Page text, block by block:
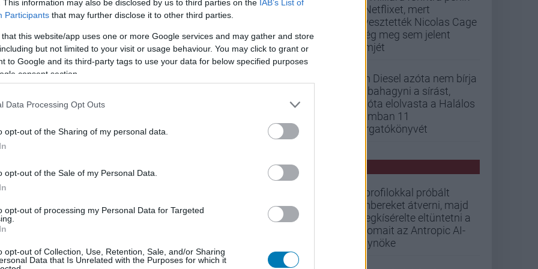
This information may also be disclosed by us to third parties on the IAB’s List of
Participants that may further disclose it to other third parties.
that this website/app uses one or more Google services and may gather and store
but not limited to your visit or usage behaviour. You may click to grant or
to Google and its third-party tags to use your data for below specified purposes
consent section.
Data Processing Opt Outs
opt-out of the Sharing of my personal data.
opt-out of the Sale of my Personal Data.
opt-out of processing my Personal Data for Targeted
opt-out of Collection, Use, Retention, Sale, and/or Sharing
Data that Is Unrelated with the Purposes for which it
létre. Ez nem új ötlet az Xbox történetében: a
gondolkodott hasonló rendszerben, de akkor a
miatt végül visszavonult tőle.
mert az Xbox egyre látványosabban halad a digitális
Series S-t, majd lemezmeghajtó nélküli Series X-
Helix körül is egyre több olyan pletyka kering,
szól. Ha a Disc2Digital valóban visszatér, az
rengeteg dobozos játékkal rendelkeznek, de az új
egyszerre két irányban próbálhatja tágítani az
nyitna új piacot, a Positron pedig a régi, fizikai
építhetne hidat. Egyik sem hivatalos bejelentés
az Xbox az elmúlt hónapokban követ: több
a hagyományos konzolos modellhez, és minél
a Netflixet, mert
elvesztették Nicolas Cage
még meg sem jelent
filmjét
Vin Diesel azóta nem bírja
abbahagyni a sírást,
mióta elolvasta a Halálos
iramban 11
forgatókönyvét
PCW HÍREK
Álprofilokkal próbált
embereket átverni, majd
megkísérelte eltüntetni a
nyomait az Antropic AI-
ügynöke